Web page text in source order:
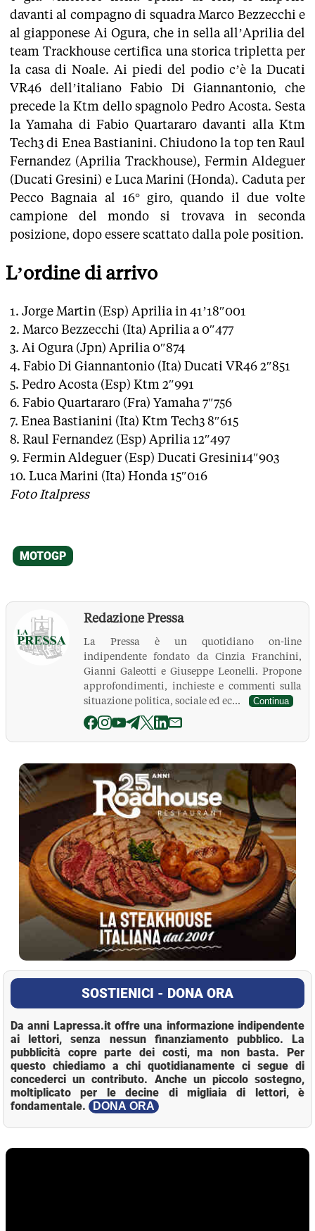
davanti al compagno di squadra Marco Bezzecchi e
al giapponese Ai Ogura, che in sella all’Aprilia del
team Trackhouse certifica una storica tripletta per
la casa di Noale. Ai piedi del podio c’è la Ducati
VR46 dell’italiano Fabio Di Giannantonio, che
precede la Ktm dello spagnolo Pedro Acosta. Sesta
la Yamaha di Fabio Quartararo davanti alla Ktm
Tech3 di Enea Bastianini. Chiudono la top ten Raul
Fernandez (Aprilia Trackhouse), Fermin Aldeguer
(Ducati Gresini) e Luca Marini (Honda). Caduta per
Pecco Bagnaia al 16° giro, quando il due volte
campione del mondo si trovava in seconda
posizione, dopo essere scattato dalla pole position.
L’ordine di arrivo
1. Jorge Martin (Esp) Aprilia in 41’18″001
2. Marco Bezzecchi (Ita) Aprilia a 0″477
3. Ai Ogura (Jpn) Aprilia 0″874
4. Fabio Di Giannantonio (Ita) Ducati VR46 2″851
5. Pedro Acosta (Esp) Ktm 2″991
6. Fabio Quartararo (Fra) Yamaha 7″756
7. Enea Bastianini (Ita) Ktm Tech3 8″615
8. Raul Fernandez (Esp) Aprilia 12″497
9. Fermin Aldeguer (Esp) Ducati Gresini14″903
10. Luca Marini (Ita) Honda 15″016
Foto Italpress
Redazione Pressa
La Pressa è un quotidiano on-line
indipendente fondato da Cinzia Franchini,
Gianni Galeotti e Giuseppe Leonelli. Propone
approfondimenti, inchieste e commenti sulla
situazione politica, sociale ed ec...
Continua
La Pressa
SOSTIENICI - DONA ORA
Da anni Lapressa.it offre una informazione indipendente
ai lettori, senza nessun finanziamento pubblico. La
pubblicità copre parte dei costi, ma non basta. Per
questo chiediamo a chi quotidianamente ci segue di
concederci un contributo. Anche un piccolo sostegno,
moltiplicato per le decine di migliaia di lettori, è
fondamentale.
DONA ORA